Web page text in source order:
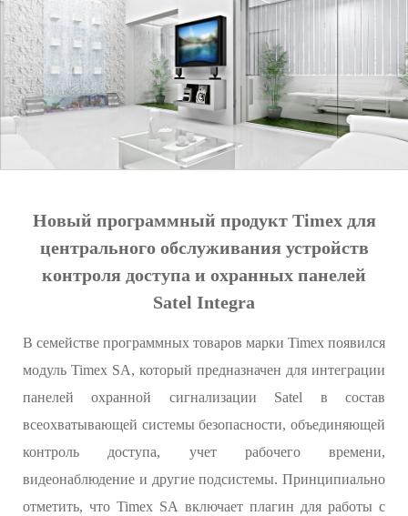
Новый программный продукт Timex для
центрального обслуживания устройств
контроля доступа и охранных панелей
Satel Integra
В семействе программных товаров марки Timex появился
модуль Timex SA, который предназначен для интеграции
панелей охранной сигнализации Satel в состав
всеохватывающей системы безопасности, объединяющей
контроль доступа, учет рабочего времени,
видеонаблюдение и другие подсистемы. Принципиально
отметить, что Timex SA включает плагин для работы с